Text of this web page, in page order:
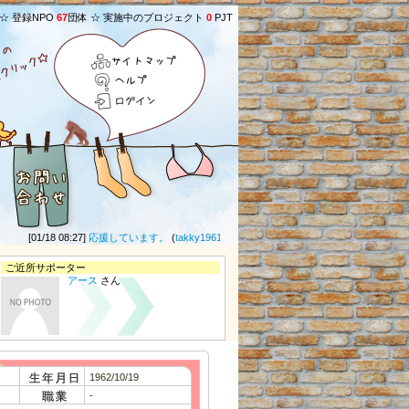
登録NPO 67団体 ☆ 実施中のプロジェクト 0 PJT
サイトマップ
ヘルプ
ログイン
[01/18 08:27]応援しています。( takky1961さん) ★[11/20 10:50]ひとりじゃないよ
ご近所サポーター
アース さん
1962/10/19
-